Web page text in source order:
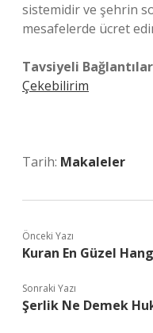
sistemidir ve şehrin
mesafelerde ücret
Tavsiyeli
Çekebilirim
Tarih: Makaleler
Önceki Yazı
Kuran En Güzel
Sonraki Yazı
Şerlik Ne Demek